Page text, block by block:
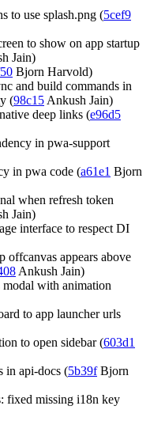
to use splash.png (5cef9
to show on app startup
Jain)
Bjorn Harvold)
and build commands in
(98c15 Ankush Jain)
deep links (e96d5
in pwa-support
in pwa code (a61e1 Bjorn
when refresh token
Jain)
interface to respect DI
offcanvas appears above
Ankush Jain)
modal with animation
to app launcher urls
to open sidebar (603d1
in api-docs (5b39fBjorn
fixed missing i18n key